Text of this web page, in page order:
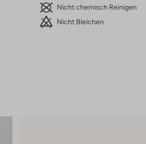
Nicht chemisch Reinigen
Nicht Bleichen